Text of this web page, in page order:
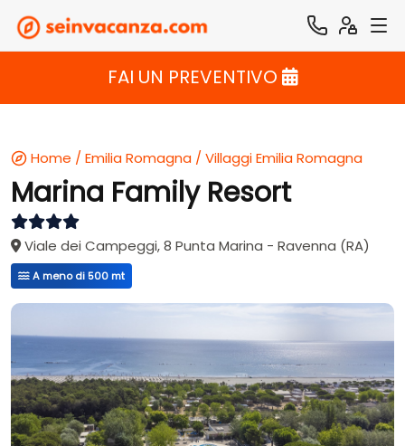
FAI UN PREVENTIVO
Home / Emilia Romagna / Villaggi Emilia Romagna
Marina Family Resort
Viale dei Campeggi, 8 Punta Marina - Ravenna (RA)
A meno di 500 mt